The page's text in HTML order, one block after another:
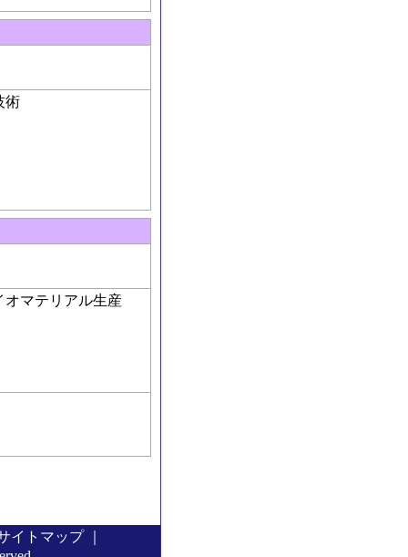
術
オマテリアル生産
イトマップ｜